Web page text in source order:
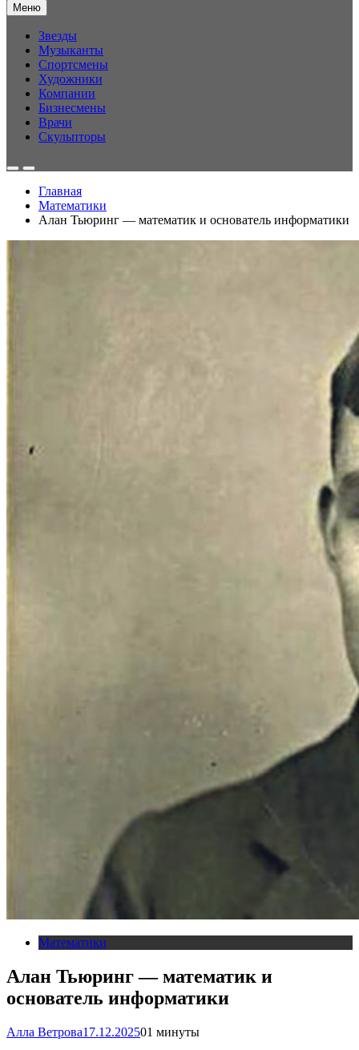
Меню
Звезды
Музыканты
Спортсмены
Художники
Компании
Бизнесмены
Врачи
Скульпторы
Главная
Математики
Алан Тьюринг — математик и основатель информатики
Математики
Алан Тьюринг — математик и
основатель информатики
Алла Ветрова17.12.202501 минуты